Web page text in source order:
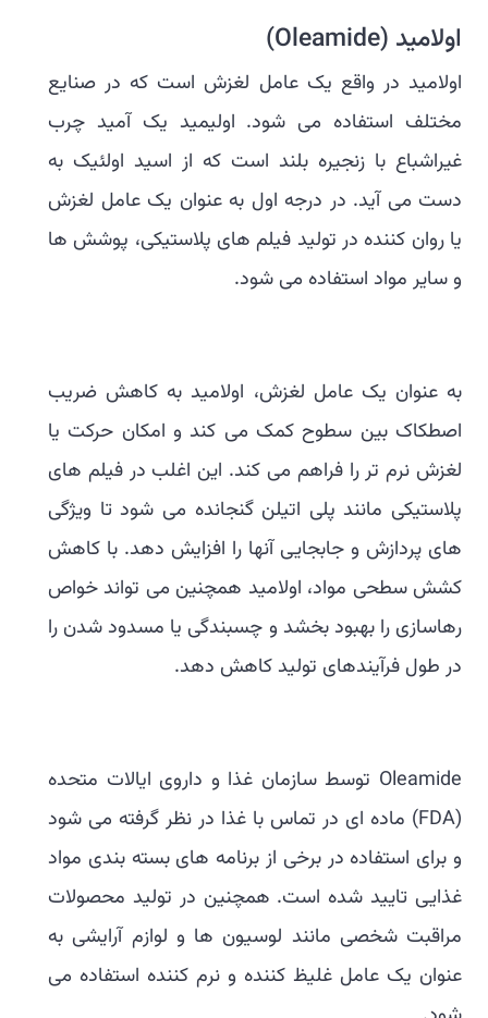
اولامید (Oleamide)
اولامید در واقع یک عامل لغزش است که در صنایع
مختلف استفاده می شود. اولیمید یک آمید چرب
غیراشباع با زنجیره بلند است که از اسید اولئیک به
دست می آید. در درجه اول به عنوان یک عامل لغزش
یا روان کننده در تولید فیلم های پلاستیکی، پوشش ها
و سایر مواد استفاده می شود.
به عنوان یک عامل لغزش، اولامید به کاهش ضریب
اصطکاک بین سطوح کمک می کند و امکان حرکت یا
لغزش نرم تر را فراهم می کند. این اغلب در فیلم های
پلاستیکی مانند پلی اتیلن گنجانده می شود تا ویژگی
های پردازش و جابجایی آنها را افزایش دهد. با کاهش
کشش سطحی مواد، اولامید همچنین می تواند خواص
رهاسازی را بهبود بخشد و چسبندگی یا مسدود شدن را
در طول فرآیندهای تولید کاهش دهد.
Oleamide توسط سازمان غذا و داروی ایالات متحده
(FDA) ماده ای در تماس با غذا در نظر گرفته می شود
و برای استفاده در برخی از برنامه های بسته بندی مواد
غذایی تایید شده است. همچنین در تولید محصولات
مراقبت شخصی مانند لوسیون ها و لوازم آرایشی به
عنوان یک عامل غلیظ کننده و نرم کننده استفاده می